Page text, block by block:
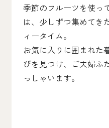
季節のフルーツを使っ
は、少しずつ集めてき
ィータイム。
お気に入りに囲まれた
びを見つけ、ご夫婦ふ
っしゃいます。